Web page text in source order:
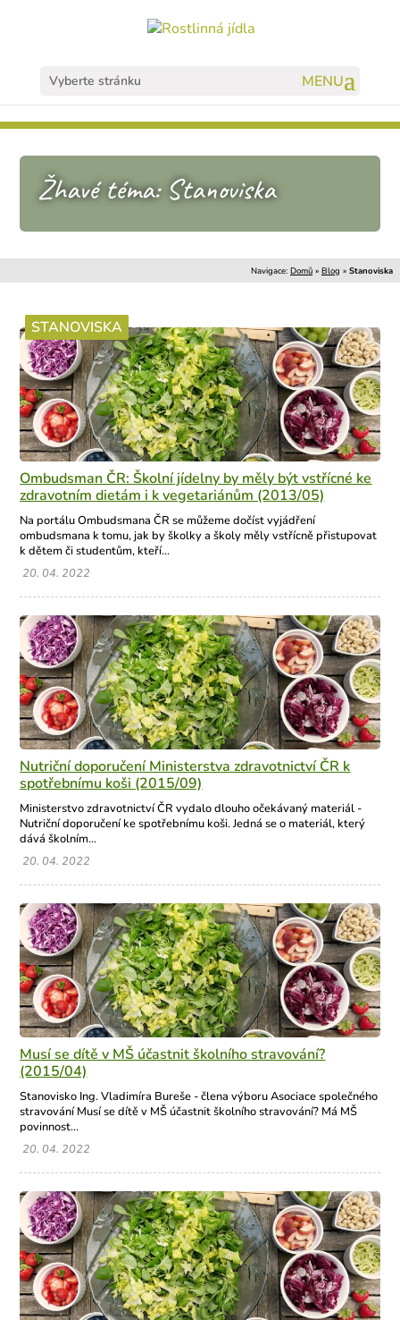
Vyberte stránku
Žhavé téma: Stanoviska
Navigace: Domů » Blog » Stanoviska
STANOVISKA
Ombudsman ČR: Školní jídelny by měly být vstřícné ke
zdravotním dietám i k vegetariánům (2013/05)
Na portálu Ombudsmana ČR se můžeme dočíst vyjádření
ombudsmana k tomu, jak by školky a školy měly vstřícně přistupovat
k dětem či studentům, kteří...
20. 04. 2022
STANOVISKA
Nutriční doporučení Ministerstva zdravotnictví ČR k
spotřebnímu koši (2015/09)
Ministerstvo zdravotnictví ČR vydalo dlouho očekávaný materiál -
Nutriční doporučení ke spotřebnímu koši. Jedná se o materiál, který
dává školním...
20. 04. 2022
STANOVISKA
Musí se dítě v MŠ účastnit školního stravování?
(2015/04)
Stanovisko Ing. Vladimíra Bureše - člena výboru Asociace společného
stravování Musí se dítě v MŠ účastnit školního stravování? Má MŠ
povinnost...
20. 04. 2022
STANOVISKA
STANOVISKA